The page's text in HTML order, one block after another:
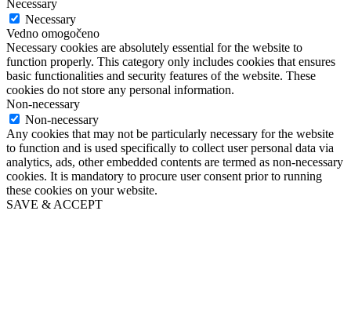
Necessary
Necessary
Vedno omogočeno
Necessary cookies are absolutely essential for the website to
function properly. This category only includes cookies that ensures
basic functionalities and security features of the website. These
cookies do not store any personal information.
Non-necessary
Non-necessary
Any cookies that may not be particularly necessary for the website
to function and is used specifically to collect user personal data via
analytics, ads, other embedded contents are termed as non-necessary
cookies. It is mandatory to procure user consent prior to running
these cookies on your website.
SAVE & ACCEPT